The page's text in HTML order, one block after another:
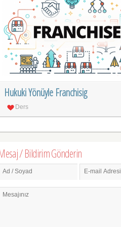
Hukuki Yönüyle Franchisig
Ders
/ Bildirim Gönderin
Ad / Soyad E-mail Adresi
Mesajınız